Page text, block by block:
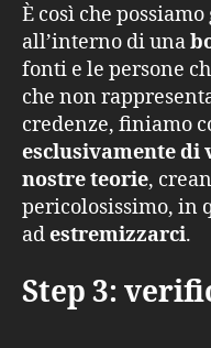
È così che
all’interno di una
fonti e le persone
che non
credenze, finiamo
esclusivamente di
nostre teorie,
pericolosissimo, in
adestremizzarci.
Step 3: